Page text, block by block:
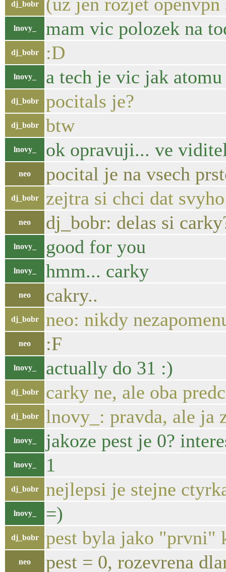
dj_bobr
lnovy_ mam vic polozek na
dj_bobr :D
lnovy_ a tech je vic jak
dj_bobr pocitals je?
dj_bobr btw
lnovy_ ok opravuji... ve
neo pocital je na vsech
dj_bobr zejtra si chci dat
neo dj_bobr: delas si
lnovy_ good for you
lnovy_ hmm... carky
neo cakry..
dj_bobr neo: nikdy
neo :F
lnovy_ actually do 31 :)
dj_bobr carky ne, ale oba
dj_bobr lnovy_: pravda, ale ja
lnovy_ jakoze pest je 0?
lnovy_ 1
dj_bobr nejlepsi je stejne
lnovy_ =)
dj_bobr pest byla jako "prvni"
neo pest = 0, rozevrena